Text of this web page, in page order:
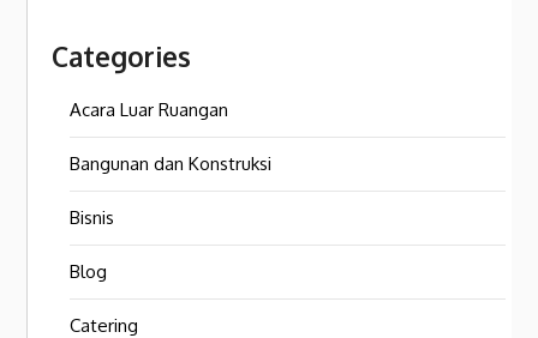
Categories
Acara Luar Ruangan
Bangunan dan Konstruksi
Bisnis
Blog
Catering